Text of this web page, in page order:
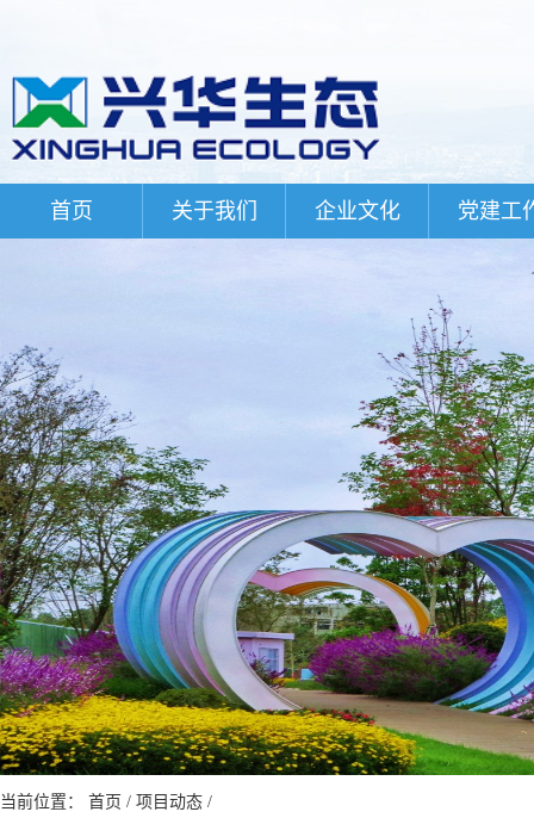
首页 关于我们 企业文化 党建工
当前位置： 首页 / 项目动态 /